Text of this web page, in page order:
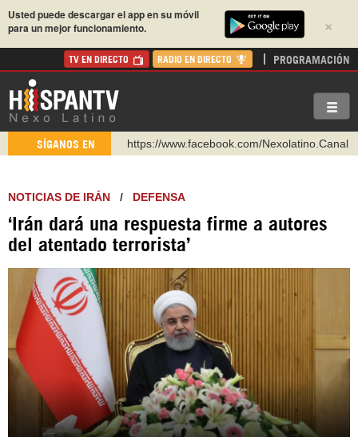
×
Usted puede descargar el app en su móvil
para un mejor funcionamiento.
TV EN DIRECTO RADIO EN DIRECTO PROGRAMACIÓN
SÍGANOS EN
https://www.facebook.com/Nexolatino.Canal
http://twitter.com/nexo_latino
https://t.me/hispantvcanal
https://urmedium.com/c/hispantv
Instagram como: hispan_tv
NOTICIAS DE IRÁN / DEFENSA
‘Irán dará una respuesta firme a autores
del atentado terrorista’